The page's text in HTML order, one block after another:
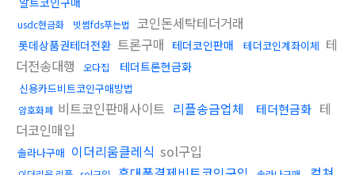
usdc현금화 빗썸fds푸는법 코인돈세탁테더거래
롯데상품권테더전환 트론구매 테더코인판매 테더코인계좌이체 테
더전송대행
오다집 테더트론현금화
신용카드비트코인구매방법
암호화폐 비트코인판매사이트 리플송금업체 테더현금화 테
더코인매입
솔라나구매 이더리움클레식 sol구입